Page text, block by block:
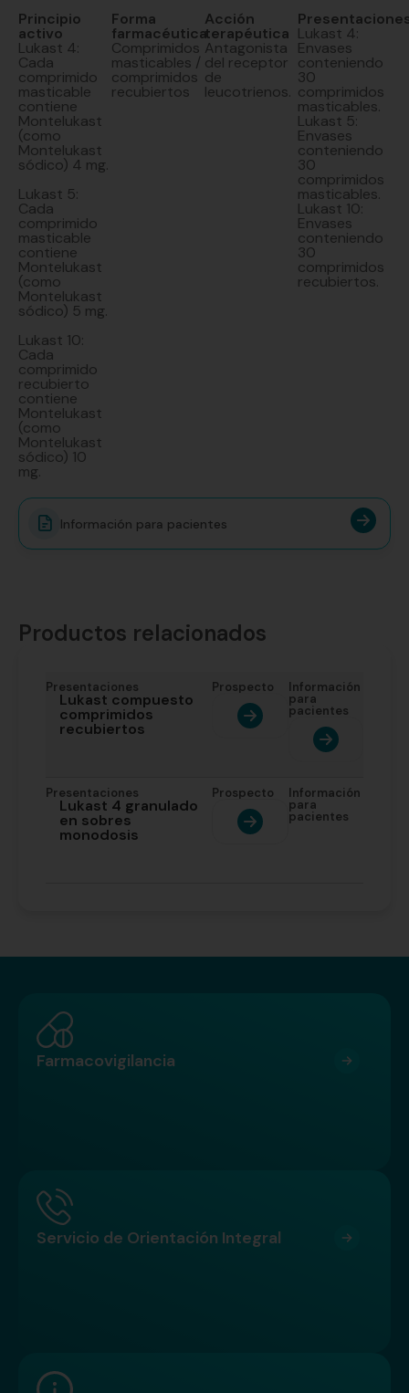
Principio
activo
Lukast 4:
Cada
comprimido
masticable
contiene
Montelukast
(como
Montelukast
sódico) 4 mg.
Lukast 5:
Cada
comprimido
masticable
contiene
Montelukast
(como
Montelukast
sódico) 5 mg.
Lukast 10:
Cada
comprimido
recubierto
contiene
Montelukast
(como
Montelukast
sódico) 10
mg.
Forma
farmacéutica
Comprimidos
masticables /
comprimidos
recubiertos
Acción
terapéutica
Antagonista
del receptor
de
leucotrienos.
Lukast 4:
Envases
conteniendo
30
comprimidos
masticables.
Lukast 5:
Envases
conteniendo
30
comprimidos
masticables.
Lukast 10:
Envases
conteniendo
30
comprimidos
recubiertos.
Información para pacientes
Productos relacionados
Presentaciones
Lukast compuesto
comprimidos
recubiertos
Prospecto Información
para
pacientes
Presentaciones
Lukast 4 granulado
en sobres
monodosis
Prospecto Información
para
pacientes
Farmacovigilancia
Servicio de Orientación Integral